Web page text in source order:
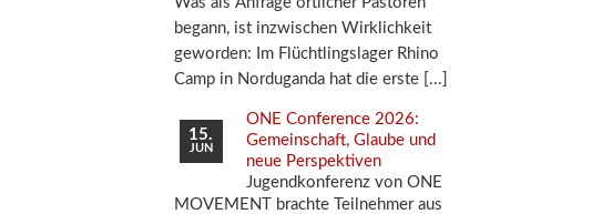
begann, ist inzwischen Wirklichkeit
geworden: Im Flüchtlingslager Rhino
Camp in Norduganda hat die erste
15.
JUN
ONE Conference 2026:
Gemeinschaft, Glaube und
neue Perspektiven
Jugendkonferenz von ONE
MOVEMENT brachte Teilnehmer aus